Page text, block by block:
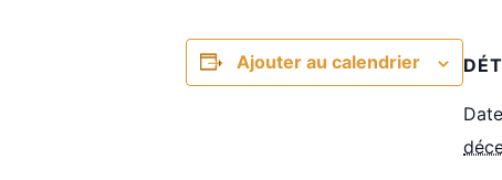
Ajouter au calendrier